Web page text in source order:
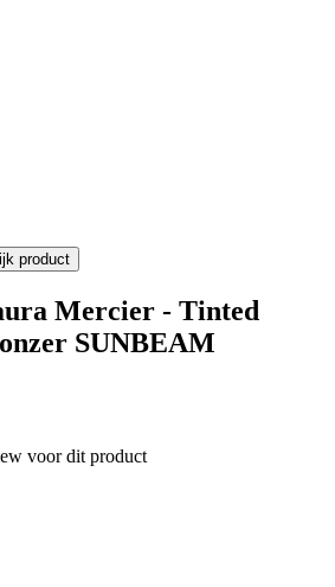
product
Mercier - Tinted
SUNBEAM
voor dit product